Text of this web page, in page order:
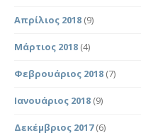
Απρίλιος 2018 (9)
Μάρτιος 2018 (4)
Φεβρουάριος 2018 (7)
Ιανουάριος 2018 (9)
Δεκέμβριος 2017(6)